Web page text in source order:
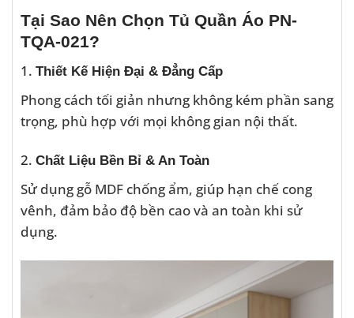
Tại Sao Nên Chọn Tủ Quần Áo PN-
TQA-021?
1. Thiết Kế Hiện Đại & Đẳng Cấp
Phong cách tối giản nhưng không kém phần sang
trọng, phù hợp với mọi không gian nội thất.
2. Chất Liệu Bền Bỉ & An Toàn
Sử dụng gỗ MDF chống ẩm, giúp hạn chế cong
vênh, đảm bảo độ bền cao và an toàn khi sử
dụng.